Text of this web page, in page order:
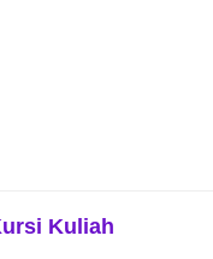
Kuliah